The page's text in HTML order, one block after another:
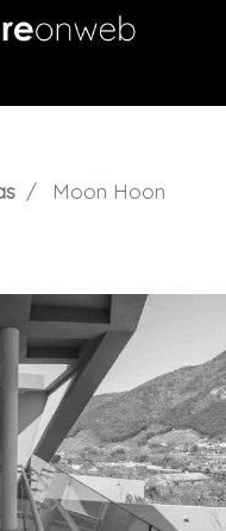
Moon Hoon